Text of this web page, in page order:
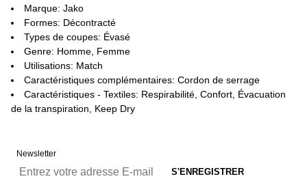
Marque: Jako
Formes: Décontracté
Types de coupes: Évasé
Genre: Homme, Femme
Utilisations: Match
Caractéristiques complémentaires: Cordon de serrage
Caractéristiques - Textiles: Respirabilité, Confort, Évacuation
de la transpiration, Keep Dry
Newsletter